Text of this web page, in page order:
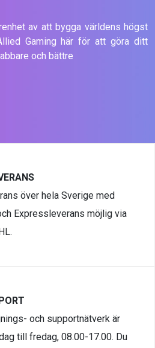
av att bygga världens högst
Gaming här för att göra ditt
och bättre
över hela Sverige med
Expressleverans möjlig via
och supportnätverk är
till fredag, 08.00-17.00. Du